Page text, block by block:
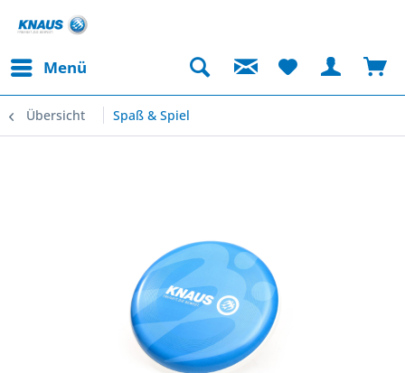
Menü
Übersicht Spaß & Spiel